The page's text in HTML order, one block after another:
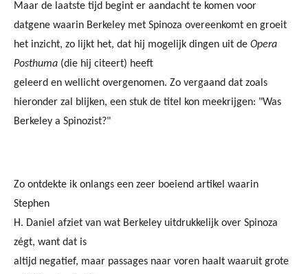
Maar de laatste tijd begint er aandacht te komen voor
datgene waarin Berkeley met Spinoza overeenkomt en groeit
het inzicht, zo lijkt het, dat hij mogelijk dingen uit de Opera
Posthuma (die hij citeert) heeft
geleerd en wellicht overgenomen. Zo vergaand dat zoals
hieronder zal blijken, een stuk de titel kon meekrijgen: "Was
Berkeley a Spinozist?"
Zo ontdekte ik onlangs een zeer boeiend artikel waarin
Stephen
H. Daniel afziet van wat Berkeley uitdrukkelijk over Spinoza
zégt, want dat is
altijd negatief, maar passages naar voren haalt waaruit grote